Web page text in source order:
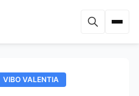
VIBO VALENTIA